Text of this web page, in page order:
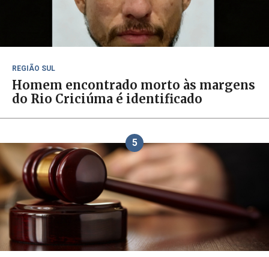
REGIÃO SUL
Homem encontrado morto às margens
do Rio Criciúma é identificado
5